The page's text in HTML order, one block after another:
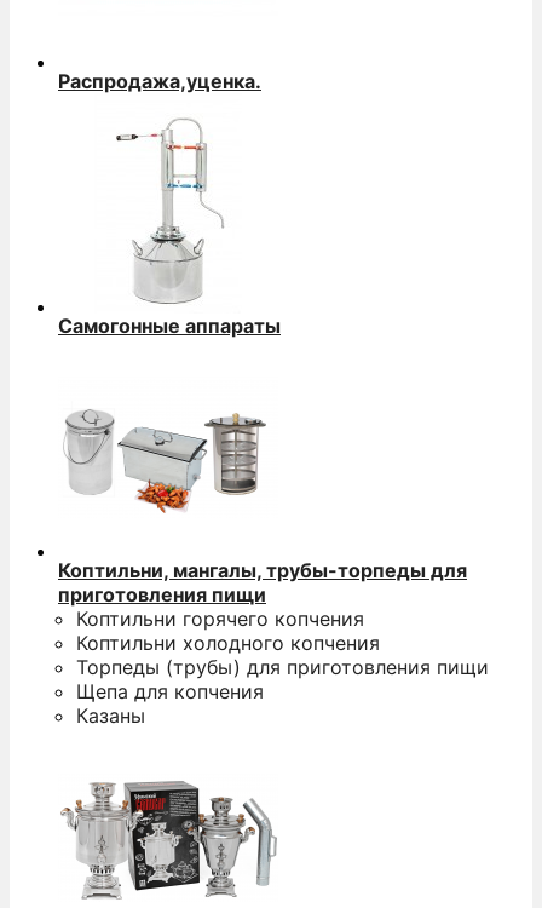
Распродажа,уценка.
Самогонные аппараты
Коптильни, мангалы, трубы-торпеды для
приготовления пищи
Коптильни горячего копчения
Коптильни холодного копчения
Торпеды (трубы) для приготовления пищи
Щепа для копчения
Казаны